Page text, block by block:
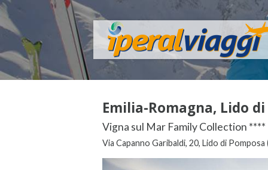
Emilia-Romagna, Lido di
Vigna sul Mar Family Collection ****
Via Capanno Garibaldi, 20, Lido di Pomposa